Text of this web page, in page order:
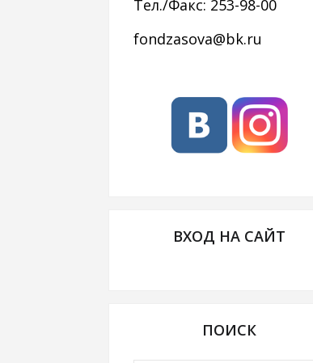
Тел./Факс: 253-98-00
fondzasova@bk.ru
ВХОД НА САЙТ
ПОИСК